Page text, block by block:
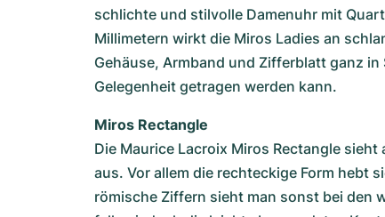
schlichte und stilvolle Damenuhr mit
Millimetern wirkt die Miros Ladies an
Gehäuse, Armband und Zifferblatt ganz
Gelegenheit getragen werden kann.
Miros Rectangle
Die Maurice Lacroix Miros Rectangle
aus. Vor allem die rechteckige Form hebt
römische Ziffern sieht man sonst bei den